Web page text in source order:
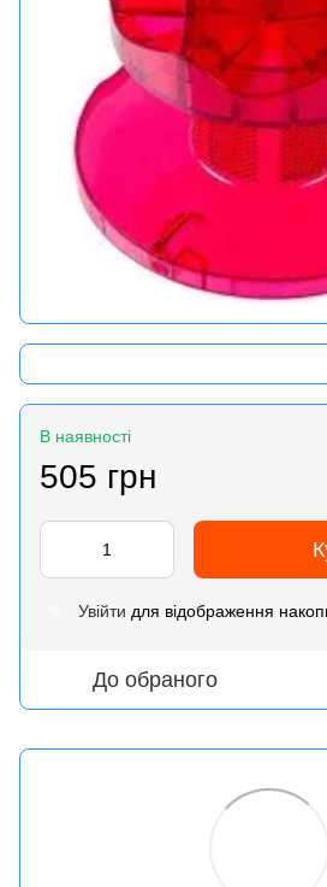
В наявності
505 грн
Увійти для відображення
До обраного